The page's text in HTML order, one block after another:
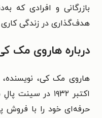
بازرگانی و افرادی که
هدف‌گذاری در زندگی
درباره هاروی مک
اکتبر ۱۹۳۲ در